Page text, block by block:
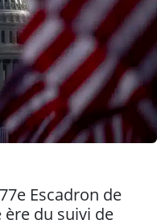
Escadron de
ère du suivi de